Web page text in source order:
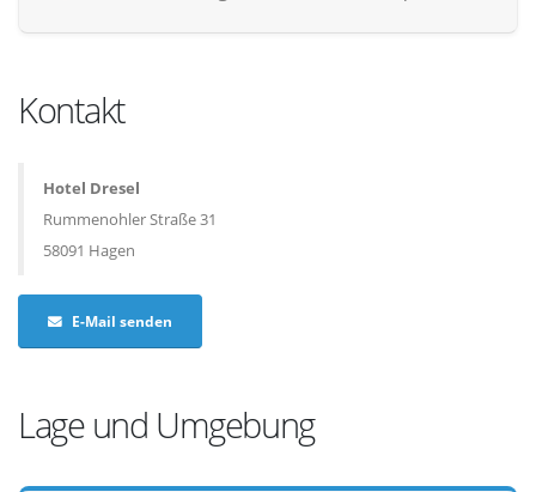
Kontakt
Hotel Dresel
Rummenohler Straße 31
58091 Hagen
E-Mail senden
Lage und Umgebung